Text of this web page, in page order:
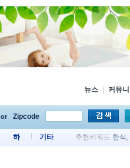
뉴스 커뮤니
or Zipcode
하 기타 추천키워드 한식 ,